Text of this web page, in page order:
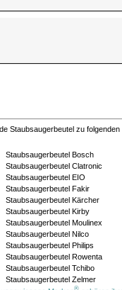
Staubsaugerbeutel zu folgenden
Staubsaugerbeutel Bosch
Staubsaugerbeutel Clatronic
Staubsaugerbeutel EIO
Staubsaugerbeutel Fakir
Staubsaugerbeutel Kärcher
Staubsaugerbeutel Kirby
Staubsaugerbeutel Moulinex
Staubsaugerbeutel Nilco
Staubsaugerbeutel Philips
Staubsaugerbeutel Rowenta
Staubsaugerbeutel Tchibo
Staubsaugerbeutel Zelmer
®